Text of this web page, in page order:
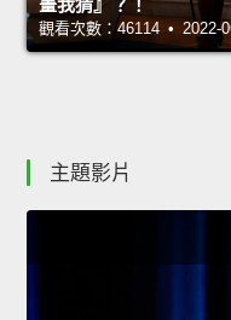
畫我猜』？！
觀看次數：46114 • 2022-
主題影片